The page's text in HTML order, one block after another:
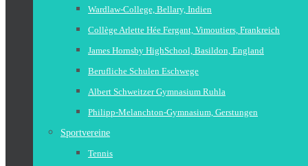
Wardlaw-College, Bellary, Indien
Collège Arlette Hée Fergant, Vimoutiers, Frankreich
James Hornsby HighSchool, Basildon, England
Berufliche Schulen Eschwege
Albert Schweitzer Gymnasium Ruhla
Philipp-Melanchton-Gymnasium, Gerstungen
Sportvereine
Tennis